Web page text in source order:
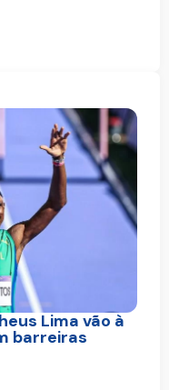
Lima vão à
barreiras